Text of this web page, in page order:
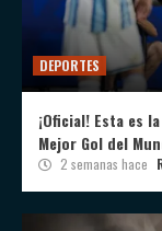
DEPORTES
¡Oficial! Esta es
Mejor Gol del
2 semanas hace